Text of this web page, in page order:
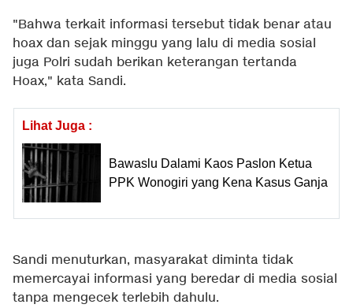
"Bahwa terkait informasi tersebut tidak benar atau
hoax dan sejak minggu yang lalu di media sosial
juga Polri sudah berikan keterangan tertanda
Hoax," kata Sandi.
Lihat Juga :
Bawaslu Dalami Kaos Paslon Ketua
PPK Wonogiri yang Kena Kasus Ganja
Sandi menuturkan, masyarakat diminta tidak
memercayai informasi yang beredar di media sosial
tanpa mengecek terlebih dahulu.